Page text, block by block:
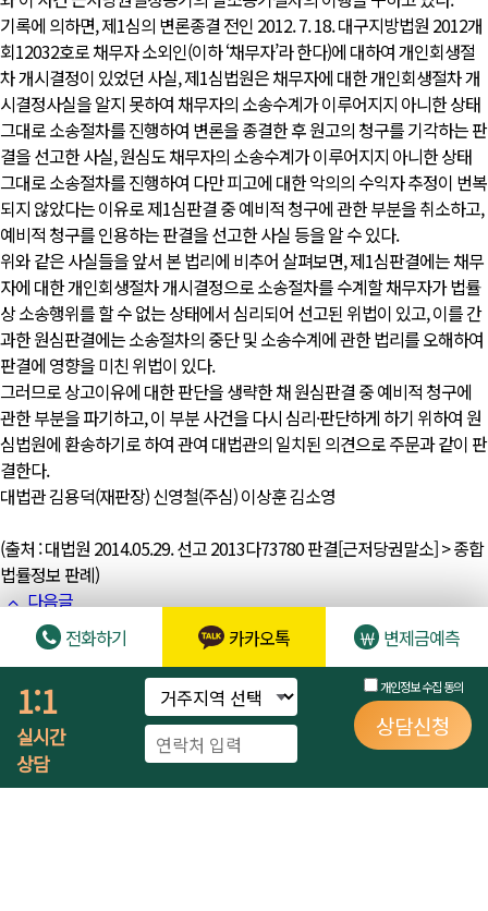
전화하기 카카오톡 변제금예측
1:1
실시간
상담
개인정보 수집 동의
상담신청
기록에 의하면, 제1심의 변론종결 전인 2012. 7. 18. 대구지방법원 2012개
회12032호로 채무자 소외인(이하 ‘채무자’라 한다)에 대하여 개인회생절
차 개시결정이 있었던 사실, 제1심법원은 채무자에 대한 개인회생절차 개
시결정사실을 알지 못하여 채무자의 소송수계가 이루어지지 아니한 상태
그대로 소송절차를 진행하여 변론을 종결한 후 원고의 청구를 기각하는 판
결을 선고한 사실, 원심도 채무자의 소송수계가 이루어지지 아니한 상태
그대로 소송절차를 진행하여 다만 피고에 대한 악의의 수익자 추정이 번복
되지 않았다는 이유로 제1심판결 중 예비적 청구에 관한 부분을 취소하고,
예비적 청구를 인용하는 판결을 선고한 사실 등을 알 수 있다.
위와 같은 사실들을 앞서 본 법리에 비추어 살펴보면, 제1심판결에는 채무
자에 대한 개인회생절차 개시결정으로 소송절차를 수계할 채무자가 법률
상 소송행위를 할 수 없는 상태에서 심리되어 선고된 위법이 있고, 이를 간
과한 원심판결에는 소송절차의 중단 및 소송수계에 관한 법리를 오해하여
판결에 영향을 미친 위법이 있다.
그러므로 상고이유에 대한 판단을 생략한 채 원심판결 중 예비적 청구에
관한 부분을 파기하고, 이 부분 사건을 다시 심리·판단하게 하기 위하여 원
심법원에 환송하기로 하여 관여 대법관의 일치된 의견으로 주문과 같이 판
결한다.
대법관 김용덕(재판장) 신영철(주심) 이상훈 김소영
(출처 : 대법원 2014.05.29. 선고 2013다73780 판결[근저당권말소] > 종합
법률정보 판례)
다음글
개인회생절차개시의 결정이 내려진 후에 개인회생채권자목록에 기재된
개인회생채권에 기하여 이행의 소를 제기할 수 있는지 여부
Powered by KBoard
개인정보처리방침
LawAnd lawfirm 법무법인 로앤| 대표변호사 : 김충환 | 법인등록번호 :
110146-0091058 | 영업시간 : 월~금 - 오전 8시 ~ 오후 7시 (토,일요일 및